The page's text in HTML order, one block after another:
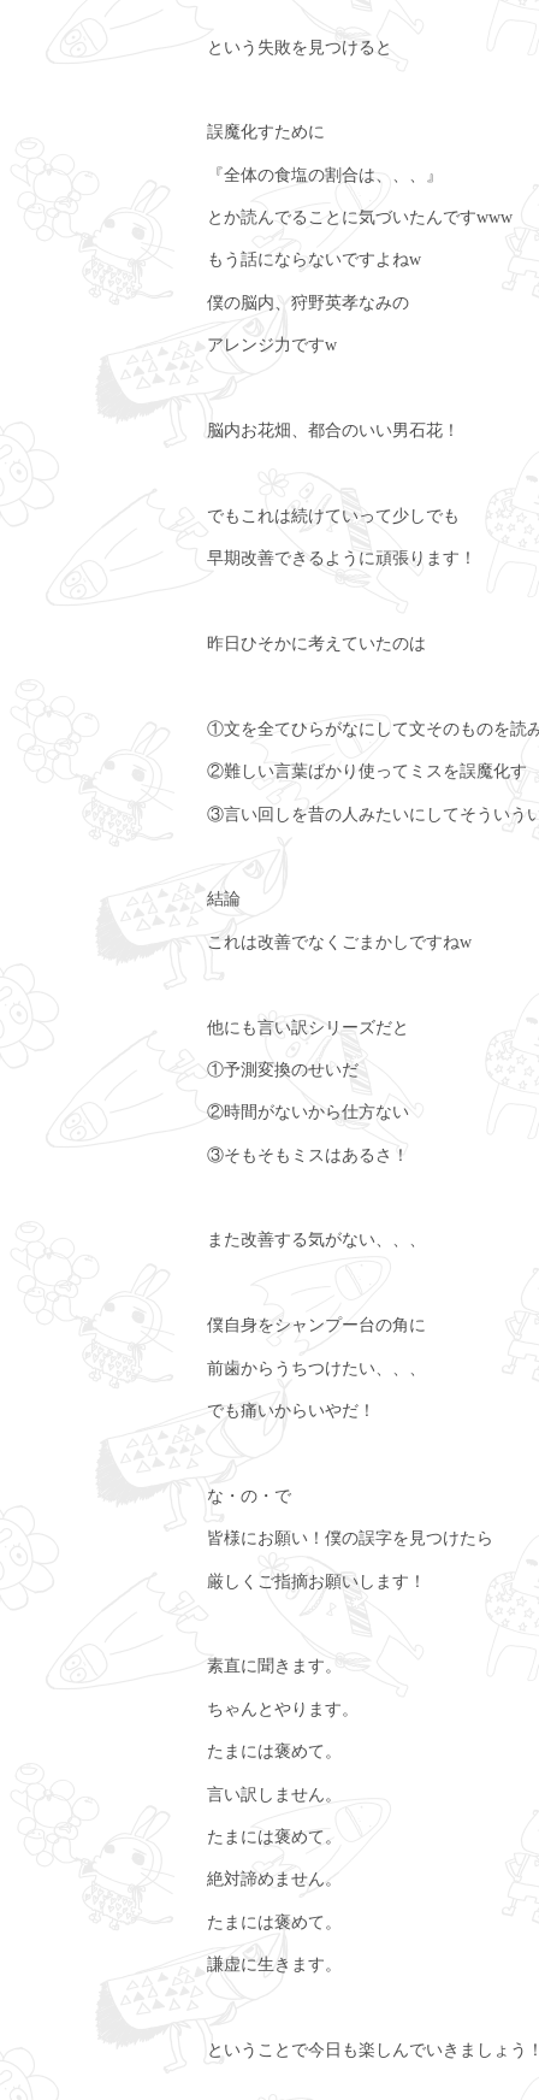
という失敗を見つけると
誤魔化すために
『全体の食塩の割合は、、、』
とか読んでることに気づいたんですwww
もう話にならないですよねw
僕の脳内、狩野英孝なみの
アレンジ力ですw
脳内お花畑、都合のいい男石花！
でもこれは続けていって少しでも
早期改善できるように頑張ります！
昨日ひそかに考えていたのは
①文を全てひらがなにして文そのものを読
②難しい言葉ばかり使ってミスを誤魔化す
③言い回しを昔の人みたいにしてそういう
結論
これは改善でなくごまかしですねw
他にも言い訳シリーズだと
①予測変換のせいだ
②時間がないから仕方ない
③そもそもミスはあるさ！
また改善する気がない、、、
僕自身をシャンプー台の角に
前歯からうちつけたい、、、
でも痛いからいやだ！
な・の・で
皆様にお願い！僕の誤字を見つけたら
厳しくご指摘お願いします！
素直に聞きます。
ちゃんとやります。
たまには褒めて。
言い訳しません。
たまには褒めて。
絶対諦めません。
たまには褒めて。
謙虚に生きます。
ということで今日も楽しんでいきましょう